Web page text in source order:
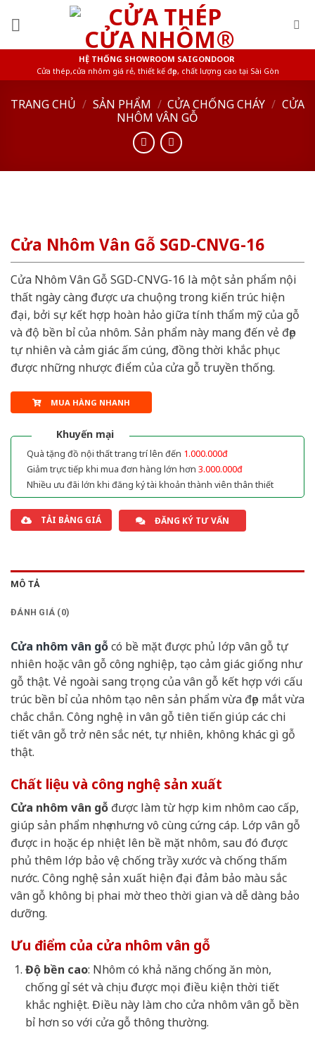
HỆ THỐNG SHOWROOM SAIGONDOOR
Cửa thép,cửa nhôm giá rẻ, thiết kế đẹp, chất lượng cao tại Sài Gòn
TRANG CHỦ / SẢN PHẨM / CỬA CHỐNG CHÁY / CỬA
NHÔM VÂN GỖ
Cửa Nhôm Vân Gỗ SGD-CNVG-16
Cửa Nhôm Vân Gỗ SGD-CNVG-16 là một sản phẩm nội
thất ngày càng được ưa chuộng trong kiến trúc hiện
đại, bởi sự kết hợp hoàn hảo giữa tính thẩm mỹ của gỗ
và độ bền bỉ của nhôm. Sản phẩm này mang đến vẻ đẹp
tự nhiên và cảm giác ấm cúng, đồng thời khắc phục
được những nhược điểm của cửa gỗ truyền thống.
MUA HÀNG NHANH
Khuyến mại
Quà tặng đồ nội thất trang trí lên đến 1.000.000đ
Giảm trực tiếp khi mua đơn hàng lớn hơn 3.000.000đ
Nhiều ưu đãi lớn khi đăng ký tài khoản thành viên thân thiết
TẢI BẢNG GIÁ ĐĂNG KÝ TƯ VẤN
MÔ TẢ
ĐÁNH GIÁ (0)
Cửa nhôm vân gỗcó bề mặt được phủ lớp vân gỗ tự
nhiên hoặc vân gỗ công nghiệp, tạo cảm giác giống như
gỗ thật. Vẻ ngoài sang trọng của vân gỗ kết hợp với cấu
trúc bền bỉ của nhôm tạo nên sản phẩm vừa đẹp mắt vừa
chắc chắn. Công nghệ in vân gỗ tiên tiến giúp các chi
tiết vân gỗ trở nên sắc nét, tự nhiên, không khác gì gỗ
thật.
Chất liệu và công nghệ sản xuất
Cửa nhôm vân gỗ được làm từ hợp kim nhôm cao cấp,
giúp sản phẩm nhẹ nhưng vô cùng cứng cáp. Lớp vân gỗ
được in hoặc ép nhiệt lên bề mặt nhôm, sau đó được
phủ thêm lớp bảo vệ chống trầy xước và chống thấm
nước. Công nghệ sản xuất hiện đại đảm bảo màu sắc
vân gỗ không bị phai mờ theo thời gian và dễ dàng bảo
dưỡng.
Ưu điểm của cửa nhôm vân gỗ
Độ bền cao: Nhôm có khả năng chống ăn mòn,
chống gỉ sét và chịu được mọi điều kiện thời tiết
khắc nghiệt. Điều này làm cho cửa nhôm vân gỗ bền
bỉ hơn so với cửa gỗ thông thường.